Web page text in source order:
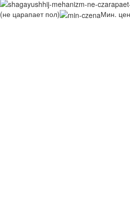
(не царапает пол)
Мин.